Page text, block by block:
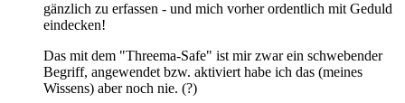
gänzlich zu erfassen - und mich vorher ordentlich mit Geduld
eindecken!
Das mit dem "Threema-Safe" ist mir zwar ein schwebender
Begriff, angewendet bzw. aktiviert habe ich das (meines
Wissens) aber noch nie. (?)